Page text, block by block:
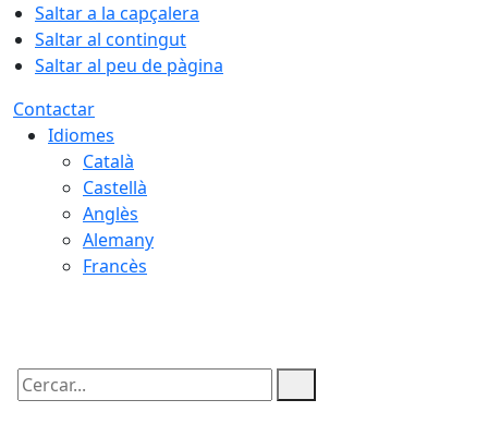
Saltar a la capçalera
Saltar al contingut
Saltar al peu de pàgina
Contactar
Idiomes
Català
Castellà
Anglès
Alemany
Francès
Cercar: